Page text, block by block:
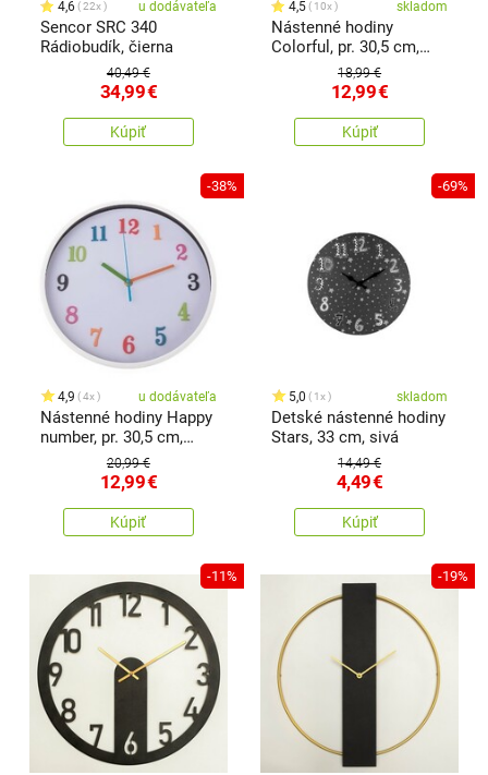
4,6 22x u dodávateľa
Sencor SRC 340
Rádiobudík, čierna
40,49 €
34,99€
Kúpiť
4,5 10x skladom
Nástenné hodiny
Colorful, pr. 30,5 cm,
18,99 €
12,99€
Kúpiť
-38%
4,9 4x u dodávateľa
Nástenné hodiny Happy
number, pr. 30,5 cm,
20,99 €
12,99€
Kúpiť
-69%
5,0 1x skladom
Detské nástenné hodiny
Stars, 33 cm, sivá
14,49 €
4,49€
Kúpiť
-11% -19%